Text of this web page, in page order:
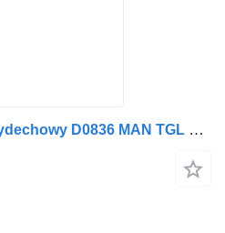
Potrubí MAN Kolektor wydechowy D0836 MAN TGL TGM 1 pro tahače